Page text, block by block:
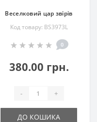
Веселковий цар звірів
Код товару: BS3973L
0
380.00 грн.
- +
ДО КОШИКА